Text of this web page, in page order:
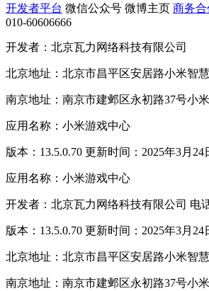
开发者平台 微信公众号 微博主页 商务合
010-60606666
开发者：北京瓦力网络科技有限公司
北京地址：北京市昌平区安居路小米智
南京地址：南京市建邺区永初路37号小
应用名称：小米游戏中心
版本：13.5.0.70 更新时间：2025年3月24
应用名称：小米游戏中心
开发者：北京瓦力网络科技有限公司 电
版本：13.5.0.70 更新时间：2025年3月24
北京地址：北京市昌平区安居路小米智
南京地址：南京市建邺区永初路37号小